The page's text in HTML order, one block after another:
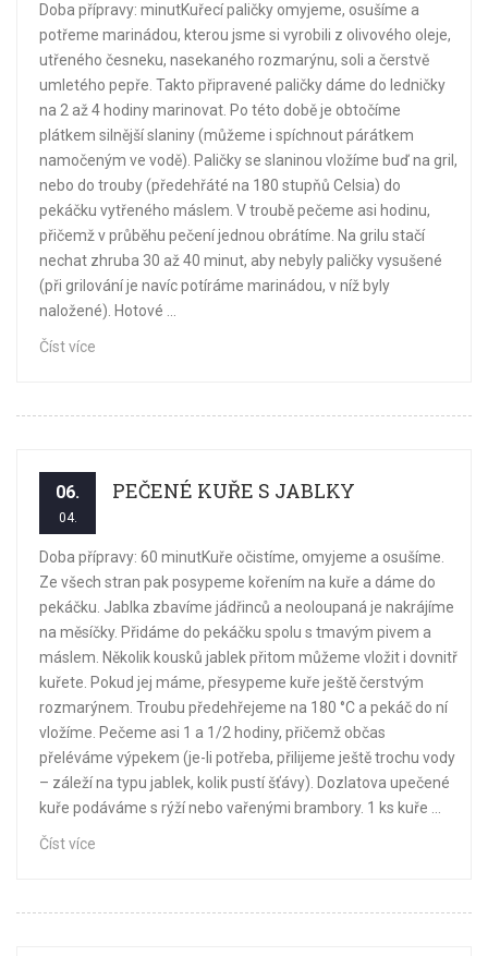
Doba přípravy: minutKuřecí paličky omyjeme, osušíme a
potřeme marinádou, kterou jsme si vyrobili z olivového oleje,
utřeného česneku, nasekaného rozmarýnu, soli a čerstvě
umletého pepře. Takto připravené paličky dáme do ledničky
na 2 až 4 hodiny marinovat. Po této době je obtočíme
plátkem silnější slaniny (můžeme i spíchnout párátkem
namočeným ve vodě). Paličky se slaninou vložíme buď na gril,
nebo do trouby (předehřáté na 180 stupňů Celsia) do
pekáčku vytřeného máslem. V troubě pečeme asi hodinu,
přičemž v průběhu pečení jednou obrátíme. Na grilu stačí
nechat zhruba 30 až 40 minut, aby nebyly paličky vysušené
(při grilování je navíc potíráme marinádou, v níž byly
naložené). Hotové ...
Číst více
06.
04.
PEČENÉ KUŘE S JABLKY
Doba přípravy: 60 minutKuře očistíme, omyjeme a osušíme.
Ze všech stran pak posypeme kořením na kuře a dáme do
pekáčku. Jablka zbavíme jádřinců a neoloupaná je nakrájíme
na měsíčky. Přidáme do pekáčku spolu s tmavým pivem a
máslem. Několik kousků jablek přitom můžeme vložit i dovnitř
kuřete. Pokud jej máme, přesypeme kuře ještě čerstvým
rozmarýnem. Troubu předehřejeme na 180 °C a pekáč do ní
vložíme. Pečeme asi 1 a 1/2 hodiny, přičemž občas
přeléváme výpekem (je-li potřeba, přilijeme ještě trochu vody
– záleží na typu jablek, kolik pustí šťávy). Dozlatova upečené
kuře podáváme s rýží nebo vařenými brambory. 1 ks kuře ...
Číst více